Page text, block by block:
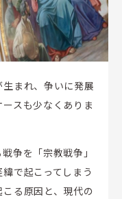
まれ、争いに発展
スも少なくありま
争を「宗教戦争」
で起こってしまう
る原因と、現代の